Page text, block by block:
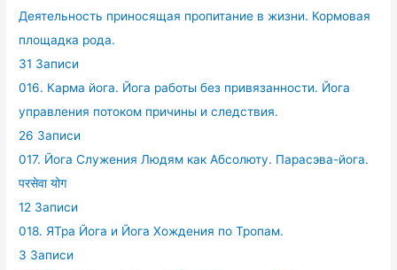
Деятельность приносящая пропитание в жизни. Кормовая
площадка рода.
31 Записи
016. Карма йога. Йога работы без привязанности. Йога
управления потоком причины и следствия.
26 Записи
017. Йога Служения Людям как Абсолюту. Парасэва-йога.
परसेवा योग
12 Записи
018. ЯТра Йога и Йога Хождения по Тропам.
3 Записи